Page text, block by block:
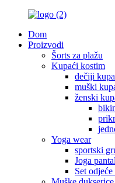
Dom
Proizvodi
Šorts za plažu
Kupaći kostim
dečiji
muški
ženski
Yoga wear
sportski
Joga
Set